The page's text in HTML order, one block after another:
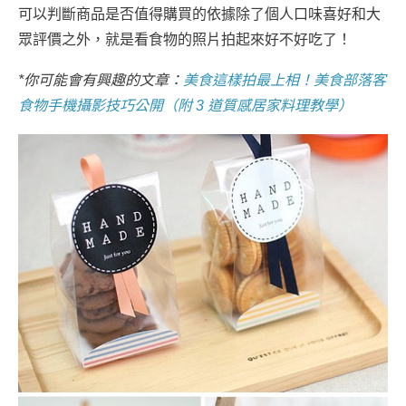
可以判斷商品是否值得購買的依據除了個人口味喜好和大
眾評價之外，就是看食物的照片拍起來好不好吃了！
*你可能會有興趣的文章： 美食這樣拍最上相！美食部落客
食物手機攝影技巧公開（附 3 道質感居家料理教學）